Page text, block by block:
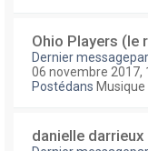
Ohio Players (le
Dernier messagepar
06 novembre 2017,
Postédans Musique
danielle darrieux